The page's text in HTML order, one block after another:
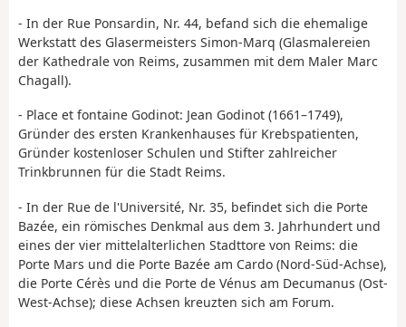
- In der Rue Ponsardin, Nr. 44, befand sich die ehemalige
Werkstatt des Glasermeisters Simon-Marq (Glasmalereien
der Kathedrale von Reims, zusammen mit dem Maler Marc
Chagall).
- Place et fontaine Godinot: Jean Godinot (1661–1749),
Gründer des ersten Krankenhauses für Krebspatienten,
Gründer kostenloser Schulen und Stifter zahlreicher
Trinkbrunnen für die Stadt Reims.
- In der Rue de l'Université, Nr. 35, befindet sich die Porte
Bazée, ein römisches Denkmal aus dem 3. Jahrhundert und
eines der vier mittelalterlichen Stadttore von Reims: die
Porte Mars und die Porte Bazée am Cardo (Nord-Süd-Achse),
die Porte Cérès und die Porte de Vénus am Decumanus (Ost-
West-Achse); diese Achsen kreuzten sich am Forum.